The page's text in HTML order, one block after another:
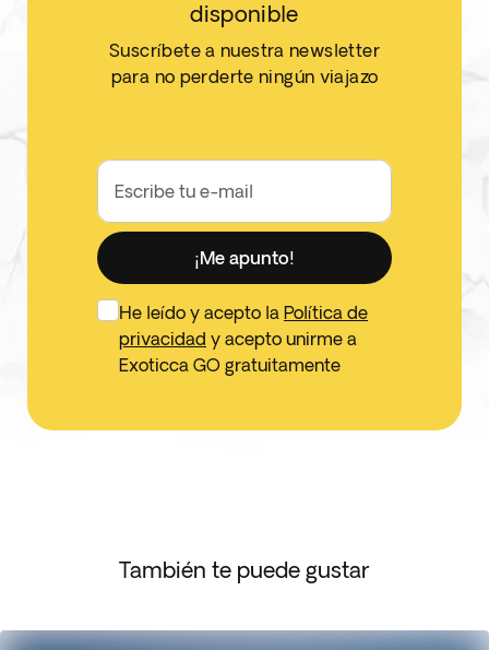
disponible
Suscríbete a nuestra newsletter
para no perderte ningún viajazo
Escribe tu e-mail
¡Me apunto!
He leído y acepto la Política de
privacidad y acepto unirme a
Exoticca GO gratuitamente
También te puede gustar